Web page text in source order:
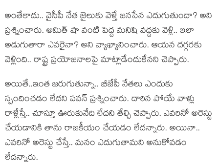
అంతేకాదు.. వైసీపీ నేత జైలుకు వెళ్తే జ‌న‌సేన ఎదుగుతుందా? అని
ప్ర‌శ్నించారు. అమిత్ షా వంటి పెద్ద మ‌నిషి వ‌ద్ద‌కు వెళ్లి.. ఇలా
అడుగుతారా ఎవ‌రైనా? అని వ్యాఖ్యానించారు. ఆయ‌న ద‌గ్గ‌ర‌కు
వెళ్లింది.. రాష్ట్ర ప్ర‌యోజ‌నాల‌పై మాట్లాడేందుకేన‌ని చెప్పారు.
అయితే..ఇంత జ‌రుగుతున్నా.. బీజేపీ నేత‌లు ఎందుకు
స్పందించ‌డం లేద‌ని ప‌వ‌న్ ప్ర‌శ్నించారు. దారిన పోయే వాళ్లు
రాళ్లేస్తే.. చూస్తూ ఊరుకునేది లేద‌ని తేల్చి చెప్పారు. ఎవ‌రినో అరెస్టు
చేయ‌డానికి తాను రాజ‌కీయం చేయ‌డం లేద‌న్నారు. అయినా..
ఎవ‌రినో అరెస్టు చేస్తే.. మ‌నం ఎదుగుతామ‌ని అనుకోవ‌డం
లేద‌న్నారు.